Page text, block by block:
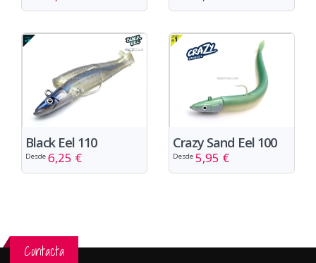
Black Eel 110
Desde 6,25 €
Crazy Sand Eel 100
Desde 5,95 €
Contacta